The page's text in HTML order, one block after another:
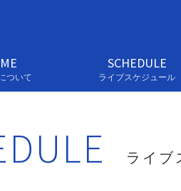
ついて
SCHEDULE
ライブスケジュール
ライブ